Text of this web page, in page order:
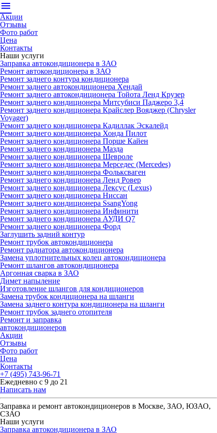
menu
Акции
Отзывы
Фото работ
Цена
Контакты
Наши услуги
Заправка автокондиционера в ЗАО
Ремонт автокондиционера в ЗАО
Ремонт заднего контура кондиционера
Ремонт заднего автокондиционера Хендай
Ремонт заднего автокондиционера Тойота Ленд Крузер
Ремонт заднего кондиционера Митсубиси Паджеро 3,4
Ремонт заднего кондиционера Крайслер Вояджер (Chrysler
Voyager)
Ремонт заднего кондиционера Кадиллак Эскалейд
Ремонт заднего кондиционера Хонда Пилот
Ремонт заднего кондиционера Порше Кайен
Ремонт заднего кондиционера Мазда
Ремонт заднего кондиционера Шевроле
Ремонт заднего кондиционера Мерседес (Mercedes)
Ремонт заднего кондиционера Фольксваген
Ремонт заднего кондиционера Ленд Ровер
Ремонт заднего кондиционера Лексус (Lexus)
Ремонт заднего кондиционера Ниссан
Ремонт заднего кондиционера SsangYong
Ремонт заднего кондиционера Инфинити
Ремонт заднего кондиционера АУДИ Q7
Ремонт заднего кондиционера Форд
Заглушить задний контур
Ремонт трубок автокондиционера
Ремонт радиатора автокондиционера
Замена уплотнительных колец автокондиционера
Ремонт шлангов автокондиционера
Аргонная сварка в ЗАО
Димет напыление
Изготовление шлангов для кондиционеров
Замена трубок кондиционера на шланги
Замена заднего контура кондиционера на шланги
Ремонт трубок заднего отопителя
Ремонт и заправка
автокондиционеров
Акции
Отзывы
Фото работ
Цена
Контакты
+7 (495) 743-96-71
Ежедневно с 9 до 21
Написать нам
Заправка и ремонт автокондиционеров в Москве, ЗАО, ЮЗАО,
СЗАО
Наши услуги
Заправка автокондиционера в ЗАО